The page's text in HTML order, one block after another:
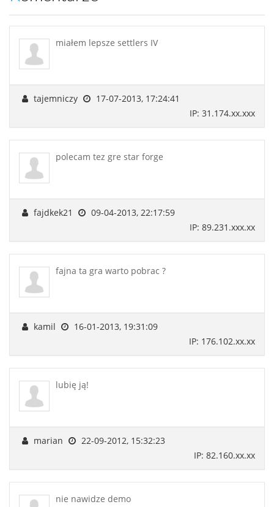
miałem lepsze settlers IV
tajemniczy
17-07-2013, 17:24:41
IP: 31.174.xx.xxx
polecam tez gre star forge
fajdkek21
09-04-2013, 22:17:59
IP: 89.231.xxx.xx
fajna ta gra warto pobrac ?
kamil
16-01-2013, 19:31:09
IP: 176.102.xx.xx
lubię ją!
marian
22-09-2012, 15:32:23
IP: 82.160.xx.xx
nie nawidze demo